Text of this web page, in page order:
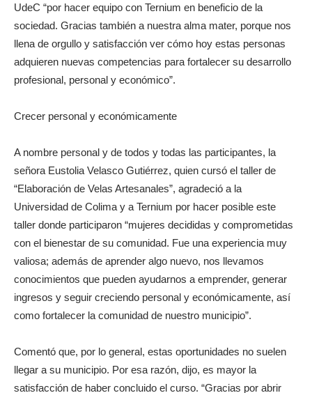
UdeC “por hacer equipo con Ternium en beneficio de la
sociedad. Gracias también a nuestra alma mater, porque nos
llena de orgullo y satisfacción ver cómo hoy estas personas
adquieren nuevas competencias para fortalecer su desarrollo
profesional, personal y económico”.
Crecer personal y económicamente
A nombre personal y de todos y todas las participantes, la
señora Eustolia Velasco Gutiérrez, quien cursó el taller de
“Elaboración de Velas Artesanales”, agradeció a la
Universidad de Colima y a Ternium por hacer posible este
taller donde participaron “mujeres decididas y comprometidas
con el bienestar de su comunidad. Fue una experiencia muy
valiosa; además de aprender algo nuevo, nos llevamos
conocimientos que pueden ayudarnos a emprender, generar
ingresos y seguir creciendo personal y económicamente, así
como fortalecer la comunidad de nuestro municipio”.
Comentó que, por lo general, estas oportunidades no suelen
llegar a su municipio. Por esa razón, dijo, es mayor la
satisfacción de haber concluido el curso. “Gracias por abrir